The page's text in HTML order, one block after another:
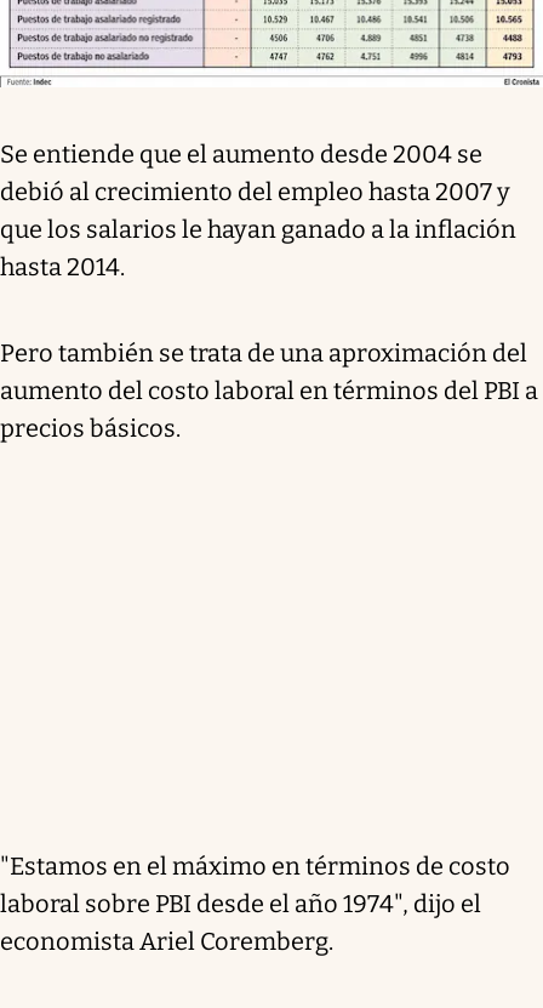
Se entiende que el aumento desde 2004 se
debió al crecimiento del empleo hasta 2007 y
que los salarios le hayan ganado a la inflación
hasta 2014.
Pero también se trata de una aproximación del
aumento del costo laboral en términos del PBI a
precios básicos.
"Estamos en el máximo en términos de costo
laboral sobre PBI desde el año 1974", dijo el
economista Ariel Coremberg.